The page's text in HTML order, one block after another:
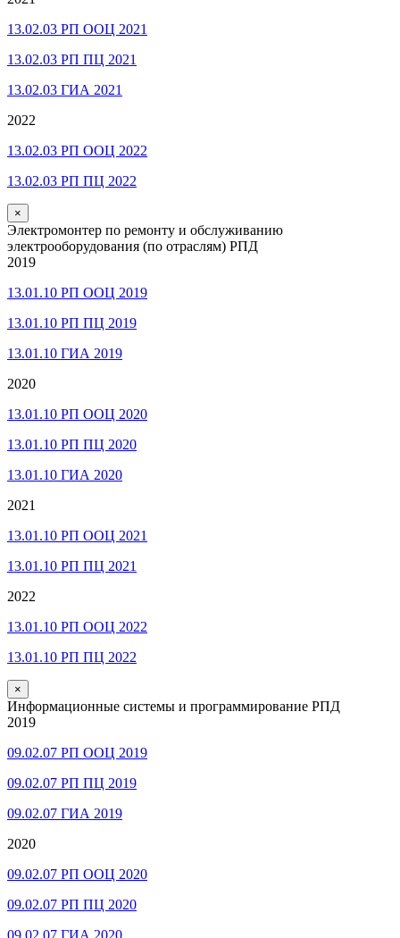
13.02.03 РП ООЦ 2021
13.02.03 РП ПЦ 2021
13.02.03 ГИА 2021
2022
13.02.03 РП ООЦ 2022
13.02.03 РП ПЦ 2022
×
Электромонтер по ремонту и обслуживанию
электрооборудования (по отраслям) РПД
2019
13.01.10 РП ООЦ 2019
13.01.10 РП ПЦ 2019
13.01.10 ГИА 2019
2020
13.01.10 РП ООЦ 2020
13.01.10 РП ПЦ 2020
13.01.10 ГИА 2020
2021
13.01.10 РП ООЦ 2021
13.01.10 РП ПЦ 2021
2022
13.01.10 РП ООЦ 2022
13.01.10 РП ПЦ 2022
×
Информационные системы и программирование РПД
2019
09.02.07 РП ООЦ 2019
09.02.07 РП ПЦ 2019
09.02.07 ГИА 2019
2020
09.02.07 РП ООЦ 2020
09.02.07 РП ПЦ 2020
09.02.07 ГИА 2020